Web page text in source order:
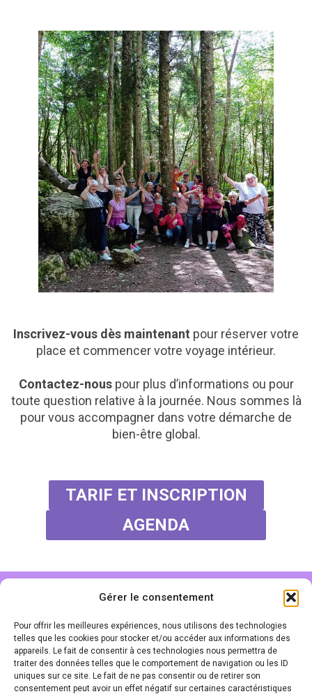
Gérer le consentement
Pour offrir les meilleures expériences, nous utilisons des technologies
telles que les cookies pour stocker et/ou accéder aux informations des
appareils. Le fait de consentir à ces technologies nous permettra de
traiter des données telles que le comportement de navigation ou les ID
uniques sur ce site. Le fait de ne pas consentir ou de retirer son
consentement peut avoir un effet négatif sur certaines caractéristiques
Inscrivez-vous dès maintenant pour réserver votre
place et commencer votre voyage intérieur.
Contactez-nouspour plus d’informations ou pour
toute question relative à la journée. Nous sommes là
pour vous accompagner dans votre démarche de
bien-être global.
TARIF ET INSCRIPTION
AGENDA
SERVICE CLIENTS
MENTIONS LÉGALES
POLITIQUE DE CONFIDENTIALITÉ
CGV